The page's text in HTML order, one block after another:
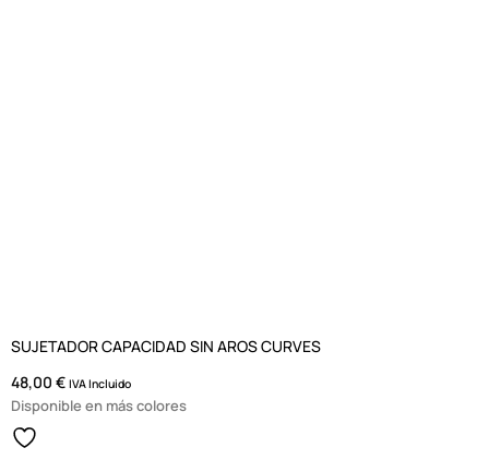
SUJETADOR CAPACIDAD SIN AROS CURVES
48,00 € IVA Incluido
Disponible en más colores